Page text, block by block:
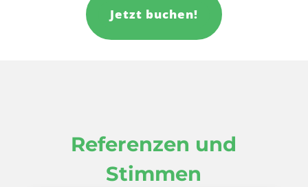
Jetzt buchen!
Referenzen und
Stimmen